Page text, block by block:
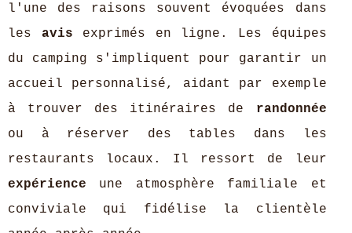
l'une des raisons souvent évoquées dans
les avis exprimés en ligne. Les équipes
du camping s'impliquent pour garantir un
accueil personnalisé, aidant par exemple
à trouver des itinéraires de randonnée
ou à réserver des tables dans les
restaurants locaux. Il ressort de leur
expérience une atmosphère familiale et
conviviale qui fidélise la clientèle